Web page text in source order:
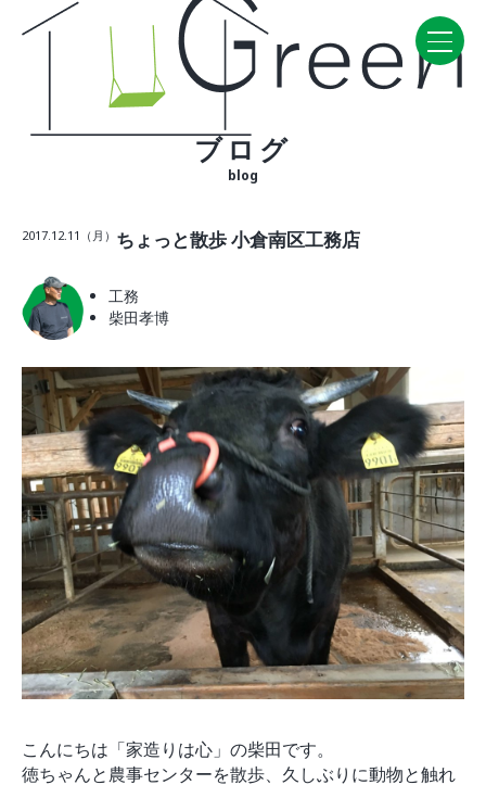
CONCEPT・BUILD
自然素材
家の性能
WORK
建築実例
VISIT
モデルルーム
イベント
ABOUT
会社概要
採用情報
スタッフ紹介
ブログ
お知らせ
SNS
ブログ
ブログ
blog
2017.12.11（月） ちょっと散歩 小倉南区工務店
工務
柴田孝博
こんにちは「家造りは心」の柴田です。
徳ちゃんと農事センターを散歩、久しぶりに動物と触れ